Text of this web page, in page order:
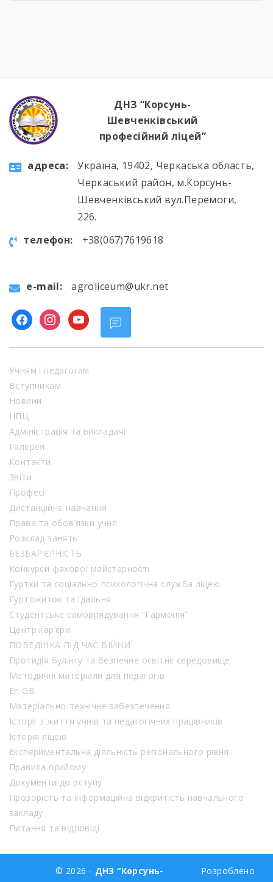
ДНЗ “Корсунь-
Шевченківський
професійний ліцей”
aдресa:
Україна, 19402, Черкаська область,
Черкаський район, м.Корсунь-
Шевченківський вул.Перемоги,
226.
телефон:
+38(067)7619618
e-mail: agroliceum@ukr.net
facebookinstagram
youtube
Учням і педагогам
Вступникам
Новини
НПЦ
Адміністрація та викладачі
Галерея
Контакти
Звіти
Професії
Дистанційне навчання
Права та обов’язки учня
Розклад занять
БЕЗБАР’ЄРНІСТЬ
Конкурси фахової майстерності
Гуртки та соціально-психологічна служба ліцею
Гуртожиток та їдальня
Студентське самоврядування “Гармонія”
Центр кар’єри
ПОВЕДІНКА ПІД ЧАС ВІЙНИ
Протидія булінгу та безпечне освітнє середовище
Методичні матеріали для педагогів
En GB
Матеріально-технічне забезпечення
Історії з життя учнів та педагогічних працівників
Історія ліцею
Експериментальна діяльність регіонального рівня
Правила прийому
Документи до вступу
Прозорість та інформаційна відкритість навчального
закладу
Питання та відповіді
© 2026 - ДНЗ “Корсунь-
Розроблено